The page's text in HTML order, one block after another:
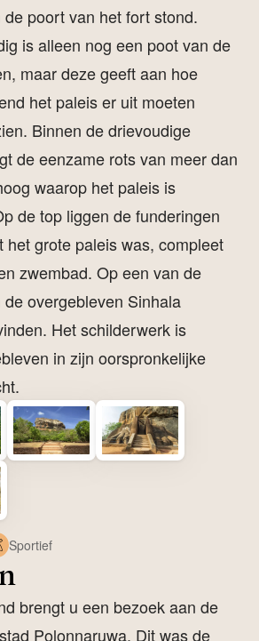
poort van het fort stond.
is alleen nog een poot van de
maar deze geeft aan hoe
het paleis er uit moeten
Binnen de drievoudige
de eenzame rots van meer dan
waarop het paleis is
de top liggen de funderingen
het grote paleis was, compleet
zwembad. Op een van de
overgebleven Sinhala
Het schilderwerk is
in zijn oorspronkelijke
Sportief
brengt u een bezoek aan de
Polonnaruwa. Dit was de